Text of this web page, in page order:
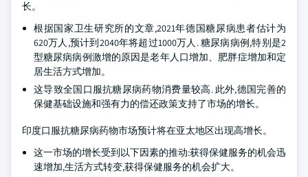
长。
根据国家卫生研究所的文章,2021年德国糖尿病患者估计为
620万人,预计到2040年将超过1000万人. 糖尿病病例,特别是2
型糖尿病病例激增的原因是老年人口增加、肥胖症增加和定
居生活方式增加。
这导致全国口服抗糖尿病药物消费量较高. 此外,德国完善的
保健基础设施和强有力的偿还政策支持了市场的增长。
印度口服抗糖尿病药物市场预计将在亚太地区出现高增长。
这一市场的增长受到以下因素的推动:获得保健服务的机会迅
速增加,生活方式转变,获得保健服务的机会扩大。